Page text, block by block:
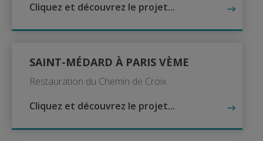
Cliquez et découvrez le projet...
SAINT-MÉDARD À PARIS VÈME
Restauration du Chemin de Croix
Cliquez et découvrez le projet...